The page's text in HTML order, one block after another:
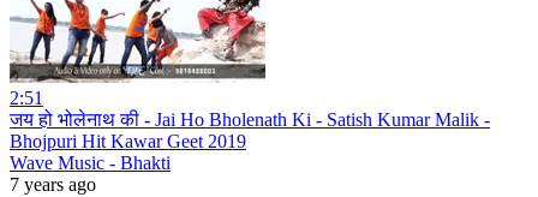
2:51
जय हो भोलेनाथ की - Jai Ho Bholenath Ki - Satish Kumar Malik -
Bhojpuri Hit Kawar Geet 2019
Wave Music - Bhakti
7 years ago